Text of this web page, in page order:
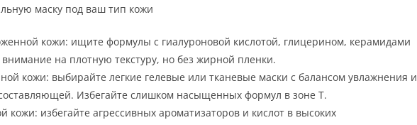
маску под ваш тип кожи
кожи: ищите формулы с гиалуроновой кислотой, глицерином, керамидами
на плотную текстуру, но без жирной пленки.
кожи: выбирайте легкие гелевые или тканевые маски с балансом увлажнения и
Избегайте слишком насыщенных формул в зоне Т.
кожи: избегайте агрессивных ароматизаторов и кислот в высоких